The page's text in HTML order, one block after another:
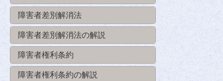
障害者差別解消法
障害者差別解消法の解説
障害者権利条約
障害者権利条約の解説